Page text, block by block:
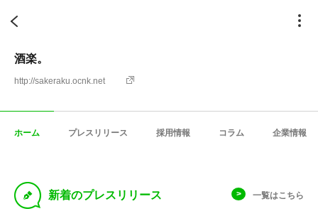
酒楽。
http://sakeraku.ocnk.net
ホーム プレスリリース 採用情報 コラム 企業情報
D 新着のプレスリリース 一覧はこちら